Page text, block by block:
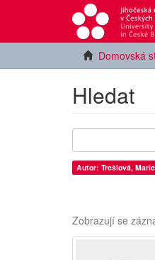
Domovská
Hledat
Autor: Trešlová,
Zobrazují se